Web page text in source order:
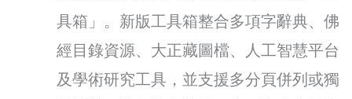
具箱」。新版工具箱整合多項字辭典、佛
經目錄資源、大正藏圖檔、人工智慧平台
及學術研究工具，並支援多分頁併列或獨